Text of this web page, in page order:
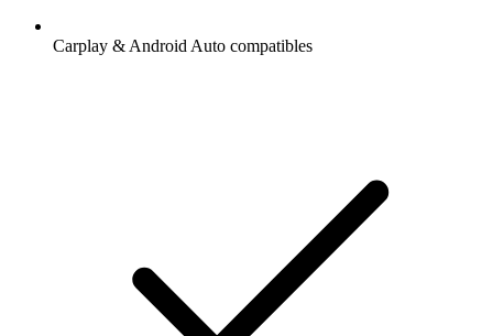
Carplay & Android Auto compatibles